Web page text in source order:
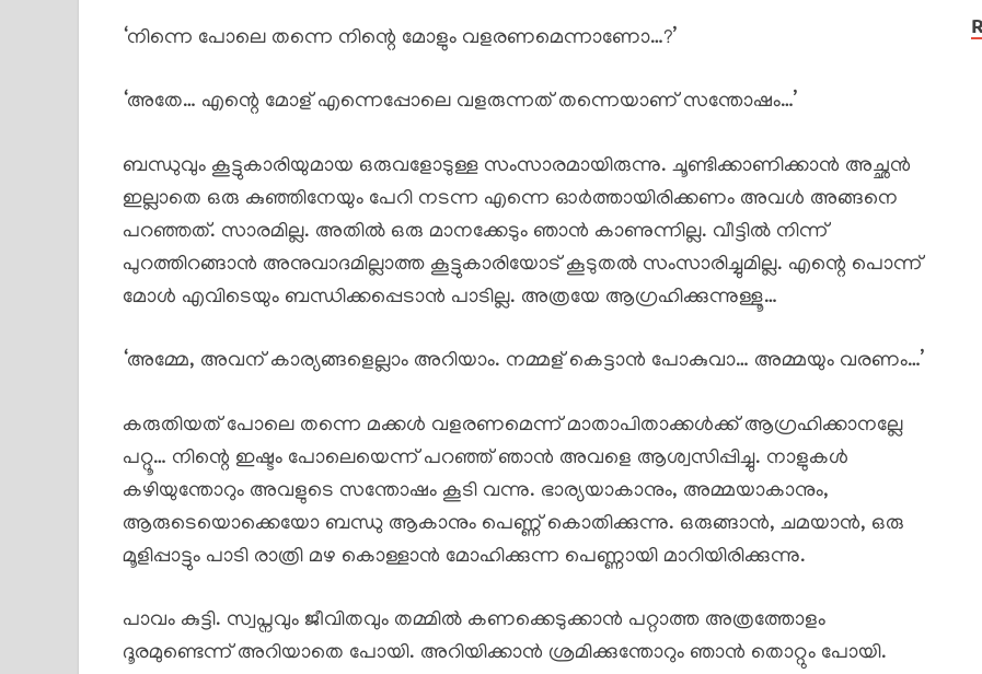
‘നിന്നെ പോലെ തന്നെ നിന്റെ മോളും വളരണമെന്നാണോ…?’
‘അതേ… എന്റെ മോള് എന്നെപ്പോലെ വളരുന്നത് തന്നെയാണ് സന്തോഷം…’
ബന്ധുവും കൂട്ടുകാരിയുമായ ഒരുവളോടുള്ള സംസാരമായിരുന്നു. ചൂണ്ടിക്കാണിക്കാൻ അച്ഛൻ
ഇല്ലാതെ ഒരു കുഞ്ഞിനേയും പേറി നടന്ന എന്നെ ഓർത്തായിരിക്കണം അവൾ അങ്ങനെ
പറഞ്ഞത്. സാരമില്ല. അതിൽ ഒരു മാനക്കേടും ഞാൻ കാണുന്നില്ല. വീട്ടിൽ നിന്ന്
പുറത്തിറങ്ങാൻ അനുവാദമില്ലാത്ത കൂട്ടുകാരിയോട് കൂടുതൽ സംസാരിച്ചുമില്ല. എന്റെ പൊന്ന്
മോൾ എവിടെയും ബന്ധിക്കപ്പെടാൻ പാടില്ല. അത്രയേ ആഗ്രഹിക്കുന്നുള്ളൂ…
‘അമ്മേ, അവന് കാര്യങ്ങളെല്ലാം അറിയാം. നമ്മള് കെട്ടാൻ പോകുവാ… അമ്മയും വരണം…’
കരുതിയത് പോലെ തന്നെ മക്കൾ വളരണമെന്ന് മാതാപിതാക്കൾക്ക് ആഗ്രഹിക്കാനല്ലേ
പറ്റൂ… നിന്റെ ഇഷ്ടം പോലെയെന്ന് പറഞ്ഞ് ഞാൻ അവളെ ആശ്വസിപ്പിച്ചു. നാളുകൾ
കഴിയുന്തോറും അവളുടെ സന്തോഷം കൂടി വന്നു. ഭാര്യയാകാനും, അമ്മയാകാനും,
ആരുടെയൊക്കെയോ ബന്ധു ആകാനും പെണ്ണ് കൊതിക്കുന്നു. ഒരുങ്ങാൻ, ചമയാൻ, ഒരു
മൂളിപ്പാട്ടും പാടി രാത്രി മഴ കൊള്ളാൻ മോഹിക്കുന്ന പെണ്ണായി മാറിയിരിക്കുന്നു.
പാവം കുട്ടി. സ്വപ്നവും ജീവിതവും തമ്മിൽ കണക്കെടുക്കാൻ പറ്റാത്ത അത്രത്തോളം
ദൂരമുണ്ടെന്ന് അറിയാതെ പോയി. അറിയിക്കാൻ ശ്രമിക്കുന്തോറും ഞാൻ തൊറ്റും പോയി.